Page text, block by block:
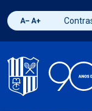
Diminuir fonte
Aumentar